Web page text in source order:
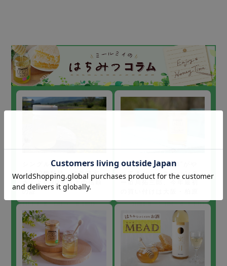
シングルオリジンハニー
「500種類目」は養蜂家
さんとの20年以上の信頼
の証
「今年も“この季節”がや
ってきた」ハニーハンタ
ー市川拓三郎、今年最初